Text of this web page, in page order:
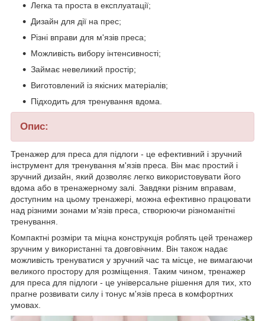
Легка та проста в експлуатації;
Дизайн для дії на прес;
Різні вправи для м'язів преса;
Можливість вибору інтенсивності;
Займає невеликий простір;
Виготовлений із якісних матеріалів;
Підходить для тренування вдома.
Опис:
Тренажер для преса для підлоги - це ефективний і зручний
інструмент для тренування м'язів преса. Він має простий і
зручний дизайн, який дозволяє легко використовувати його
вдома або в тренажерному залі. Завдяки різним вправам,
доступним на цьому тренажері, можна ефективно працювати
над різними зонами м'язів преса, створюючи різноманітні
тренування.
Компактні розміри та міцна конструкція роблять цей тренажер
зручним у використанні та довговічним. Він також надає
можливість тренуватися у зручний час та місце, не вимагаючи
великого простору для розміщення. Таким чином, тренажер
для преса для підлоги - це універсальне рішення для тих, хто
прагне розвивати силу і тонус м'язів преса в комфортних
умовах.